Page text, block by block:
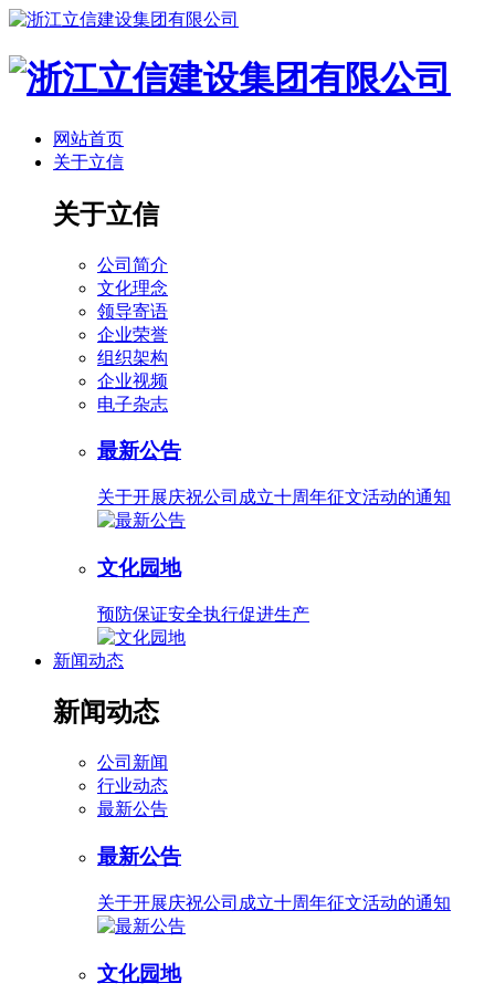
网站首页
关于立信
关于立信
公司简介
文化理念
领导寄语
企业荣誉
组织架构
企业视频
电子杂志
最新公告
关于开展庆祝公司成立十周年征文活动的通知
文化园地
预防保证安全执行促进生产
新闻动态
新闻动态
公司新闻
行业动态
最新公告
最新公告
关于开展庆祝公司成立十周年征文活动的通知
文化园地